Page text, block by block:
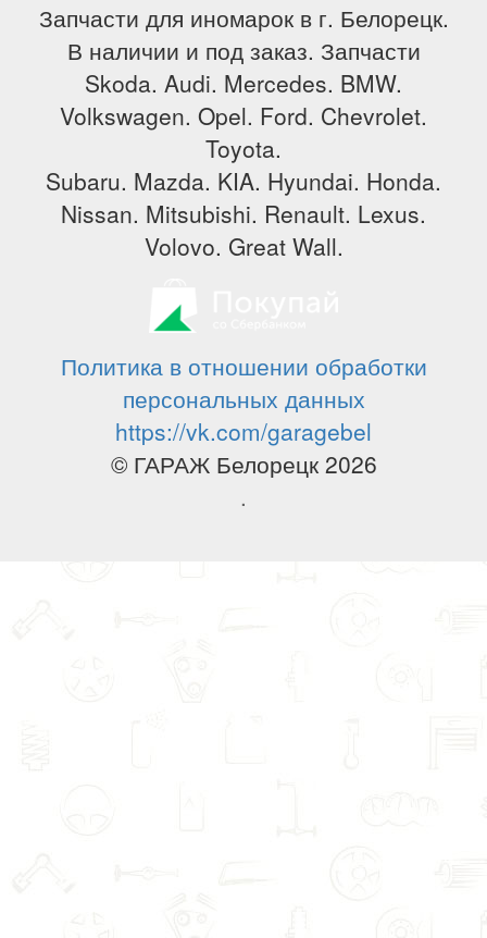
Запчасти для иномарок в г. Белорецк.
В наличии и под заказ. Запчасти
Skoda. Audi. Mercedes. BMW.
Volkswagen. Opel. Ford. Chevrolet.
Toyota.
Subaru. Mazda. KIA. Hyundai. Honda.
Nissan. Mitsubishi. Renault. Lexus.
Volovo. Great Wall.
Политика в отношении обработки
персональных данных
https://vk.com/garagebel
© ГАРАЖ Белорецк 2026
.